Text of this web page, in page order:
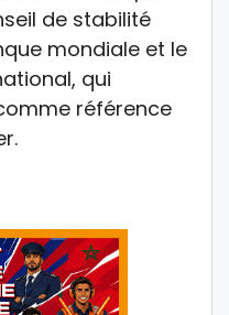
de stabilité
mondiale et le
qui
référence